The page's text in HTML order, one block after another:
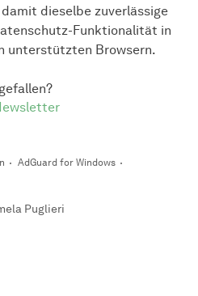
dieselbe zuverlässige
Funktionalität in
unterstützten Browsern.
AdGuard for Windows
Puglieri